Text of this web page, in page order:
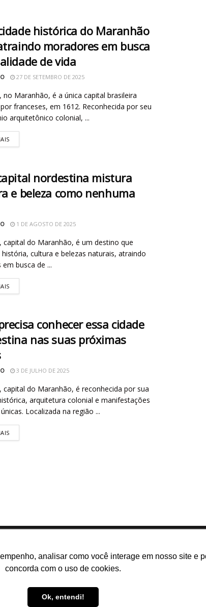
analisar como você interage em nosso site e
concorda com o uso de cookies.
Ok, entendi!
histórica do Maranhão
moradores em busca
de vida
27 DE SETEMBRO DE 2025
no Maranhão, é a única capital brasileira
franceses, em 1612. Reconhecida por seu
arquitetônico colonial, ...
nordestina mistura
e beleza como nenhuma
1 DE AGOSTO DE 2025
capital do Maranhão, é um destino que
cultura e belezas naturais, atraindo
busca de ...
conhecer essa cidade
nas suas próximas
3 DE JULHO DE 2025
capital do Maranhão, é reconhecida por sua
arquitetura colonial e manifestações
Localizada na região ...